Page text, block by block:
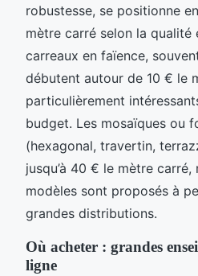
robustesse, se positionne
mètre carré selon la qualité
carreaux en faïence,
débutent autour de 10 € le
particulièrement
budget. Les mosaïques ou
(hexagonal, travertin,
jusqu’à 40 € le mètre
modèles sont proposés à
grandes distributions.
Où acheter : grandes
ligne